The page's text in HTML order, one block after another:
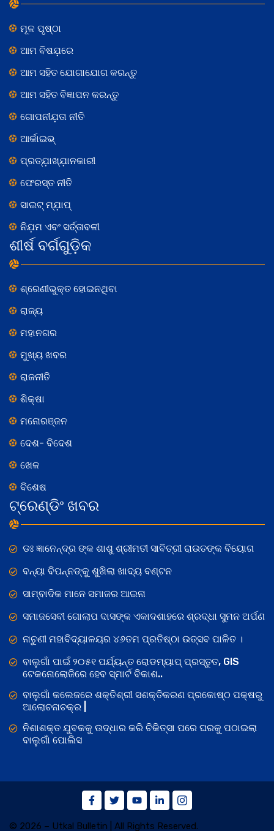
ମୂଳ ପୃଷ୍ଠା
ଆମ ବିଷଯ଼ରେ
ଆମ ସହିତ ଯୋଗାଯୋଗ କରନ୍ତୁ
ଆମ ସହିତ ବିଜ୍ଞାପନ କରନ୍ତୁ
ଗୋପନୀଯ଼ତା ନୀତି
ଆର୍କାଇଭ୍
ପ୍ରତ୍ଯ଼ାଖ୍ଯ଼ାନକାରୀ
ଫେରସ୍ତ ନୀତି
ସାଇଟ୍ ମ୍ଯ଼ାପ୍
ନିଯ଼ମ ଏବଂ ସର୍ତ୍ତାବଳୀ
ଶୀର୍ଷ ବର୍ଗଗୁଡ଼ିକ
ଶ୍ରେଣୀଭୁକ୍ତ ହୋଇନଥିବା
ରାଜ୍ୟ
ମହାନଗର
ମୁଖ୍ୟ ଖବର
ରାଜନୀତି
ଶିକ୍ଷା
ମନୋରଞ୍ଜନ
ଦେଶ- ବିଦେଶ
ଖେଳ
ବିଶେଷ
ଟ୍ରେଣ୍ଡିଂ ଖବର
ଡଃ ଜ୍ଞାନେନ୍ଦ୍ର ଙ୍କ ଶାଶୁ ଶ୍ରୀମତୀ ସାବିତ୍ରୀ ରାଉତଙ୍କ ବିୟୋଗ
ବନ୍ୟା ବିପନ୍ନଙ୍କୁ ଶୁଖିଲା ଖାଦ୍ୟ ବଣ୍ଟନ
ସାମ୍ବାଦିକ ମାନେ ସମାଜର ଆଇନା
ସମାଜସେବୀ ଗୋଲାପ ଦାସଙ୍କ ଏକାଦଶାହରେ ଶ୍ରଦ୍ଧା ସୁମନ ଅର୍ପଣ
ନାଚୁଣୀ ମହାବିଦ୍ୟାଳୟର ୪୬ତମ ପ୍ରତିଷ୍ଠା ଉତ୍ସବ ପାଳିତ ।
ବାଲୁଗାଁ ପାଇଁ ୨୦୫୧ ପର୍ଯ୍ୟନ୍ତ ରୋଡମ୍ୟାପ୍ ପ୍ରସ୍ତୁତ, GIS
ଟେକନୋଲୋଜିରେ ହେବ ସ୍ମାର୍ଟ ବିକାଶ..
ବାଲୁଗାଁ କଲେଜରେ ଶକ୍ତିଶ୍ରୀ ସଶକ୍ତିକରଣ ପ୍ରକୋଷ୍ଠ ପକ୍ଷରୁ
ଆଲୋଚନାଚକ୍ର |
ନିଶାଶକ୍ତ ଯୁବକକୁ ଉଦ୍ଧାର କରି ଚିକିତ୍ସା ପରେ ଘରକୁ ପଠାଇଲା
ବାଲୁଗାଁ ପୋଲିସ
© 2026 – Utkal Bulletin | All Rights Reserved.